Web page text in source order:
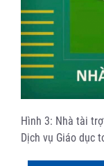
Hình 3: Nhà tài
Dịch vụ Giáo dục